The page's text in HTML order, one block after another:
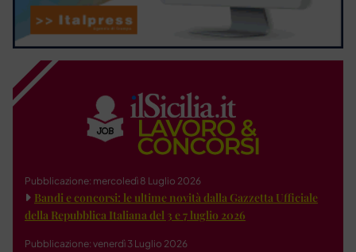
Pubblicazione: mercoledì 8 Luglio 2026
Bandi e concorsi: le ultime novità dalla Gazzetta Ufficiale
della Repubblica Italiana del 3 e 7 luglio 2026
Pubblicazione: venerdì 3 Luglio 2026